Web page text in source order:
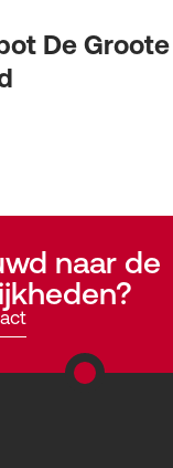
De
naar de